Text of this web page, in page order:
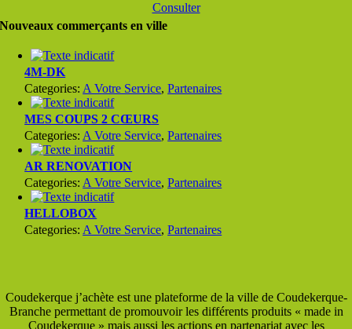
Consulter
Nouveaux commerçants en ville
4M-DK
Categories: A Votre Service,Partenaires
MES COUPS 2 CŒURS
Categories: A Votre Service,Partenaires
AR RENOVATION
Categories: A Votre Service,Partenaires
HELLOBOX
Categories: A Votre Service,Partenaires
Coudekerque j’achète est une plateforme de la ville de Coudekerque-
Branche permettant de promouvoir les différents produits « made in
Coudekerque » mais aussi les actions en partenariat avec les